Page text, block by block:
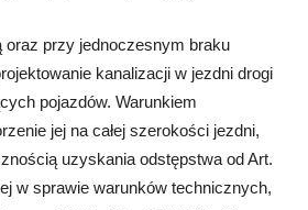
oraz przy jednoczesnym braku
kanalizacji w jezdni drogi
pojazdów. Warunkiem
jej na całej szerokości jezdni,
uzyskania odstępstwa od Art.
w sprawie warunków technicznych,